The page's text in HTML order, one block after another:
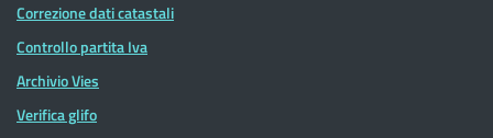
Correzione dati catastali
Controllo partita Iva
Archivio Vies
Verifica glifo